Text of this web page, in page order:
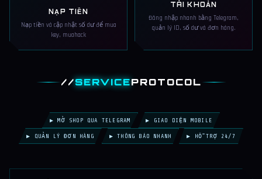
NẠP TIỀN
Nạp tiền và cập nhật số dư để mua
key, muahack
TÀI KHOẢN
Đăng nhập nhanh bằng Telegram,
quản lý ID, số dư và đơn hàng.
//SERVICEPROTOCOL
▶ MỞ SHOP QUA TELEGRAM ▶ GIAO DIỆN MOBILE
▶ QUẢN LÝ ĐƠN HÀNG ▶ THÔNG BÁO NHANH ▶ HỖ TRỢ 24/7